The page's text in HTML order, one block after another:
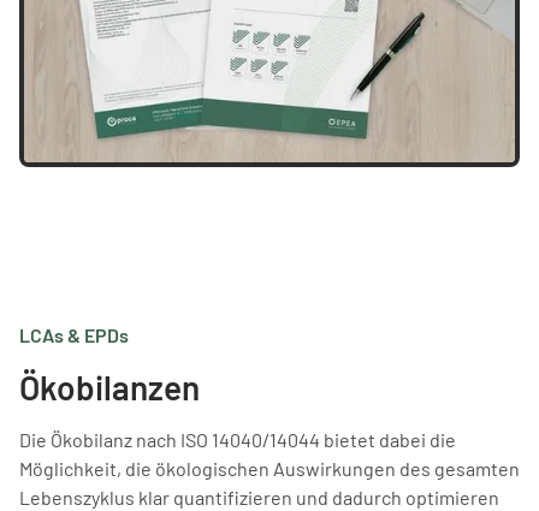
LCAs & EPDs
Ökobilanzen
Die Ökobilanz nach ISO 14040/14044 bietet dabei die
Möglichkeit, die ökologischen Auswirkungen des gesamten
Lebenszyklus klar quantifizieren und dadurch optimieren